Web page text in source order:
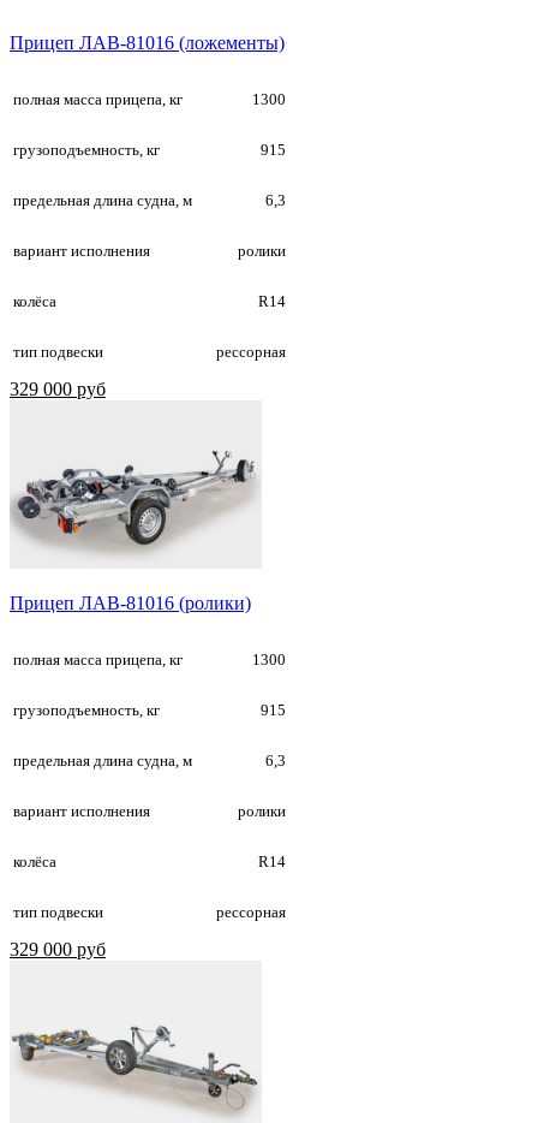
Прицеп ЛАВ-81016 (ложементы)
полная масса прицепа, кг 1300
грузоподъемность, кг 915
предельная длина судна, м 6,3
вариант исполнения ролики
колёса R14
тип подвески рессорная
329 000 руб
Прицеп ЛАВ-81016 (ролики)
полная масса прицепа, кг 1300
грузоподъемность, кг 915
предельная длина судна, м 6,3
вариант исполнения ролики
колёса R14
тип подвески рессорная
329 000 руб